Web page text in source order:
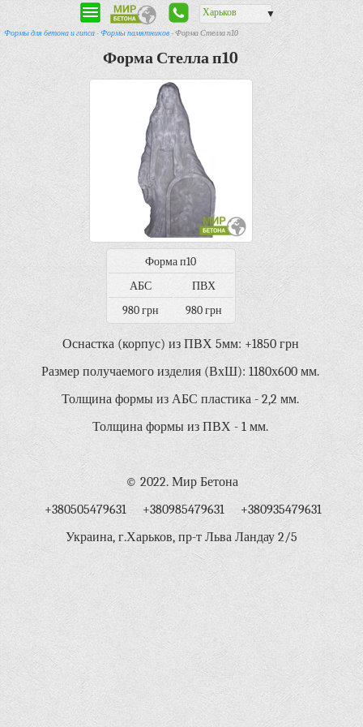
Харьков ▼
Формы для бетона и гипса-Формы памятников- Форма Стелла п10
Форма Стелла п10
Форма п10
АБС
ПВХ
980 грн
980 грн
Оснастка (корпус) из ПВХ 5мм: +1850 грн
Размер получаемого изделия (ВхШ): 1180х600 мм.
Толщина формы из АБС пластика - 2,2 мм.
Толщина формы из ПВХ - 1 мм.
© 2022. Мир Бетона
+380505479631 +380985479631 +380935479631
Украина, г.Харьков, пр-т Льва Ландау 2/5